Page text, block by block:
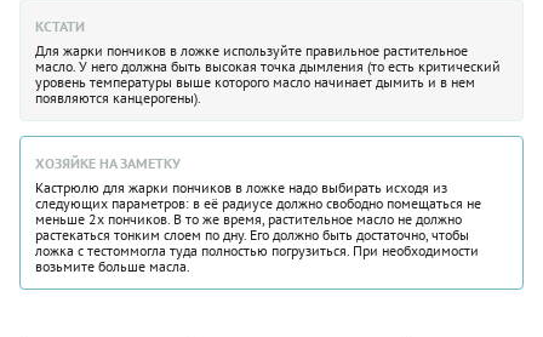
КСТАТИ
Для жарки пончиков в ложке используйте правильное растительное
масло. У него должна быть высокая точка дымления (то есть критический
уровень температуры выше которого масло начинает дымить и в нем
появляются канцерогены).
ХОЗЯЙКЕ НА ЗАМЕТКУ
Кастрюлю для жарки пончиков в ложке надо выбирать исходя из
следующих параметров: в её радиусе должно свободно помещаться не
меньше 2х пончиков. В то же время, растительное масло не должно
растекаться тонким слоем по дну. Его должно быть достаточно, чтобы
ложка с тестоммогла туда полностью погрузиться. При необходимости
возьмите больше масла.